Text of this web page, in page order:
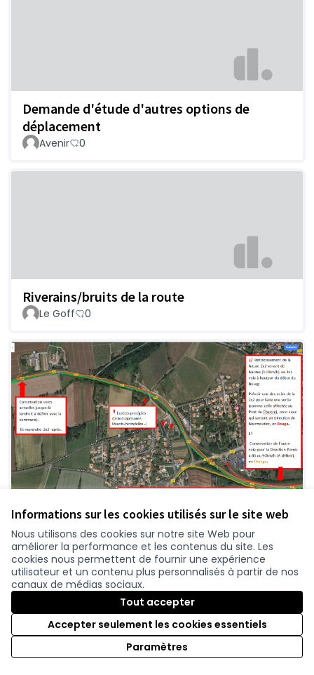
Informations sur les cookies utilisés sur le site web
Nous utilisons des cookies sur notre site Web pour
améliorer la performance et les contenus du site. Les
cookies nous permettent de fournir une expérience
utilisateur et un contenu plus personnalisés à partir de nos
canaux de médias sociaux.
Tout accepter
Accepter seulement les cookies essentiels
Paramètres
Demande d'étude d'autres options de
déplacement
Avenir 0
Riverains/bruits de la route
Le Goff 0
Une alternative est possible
anthony MARTIN 0